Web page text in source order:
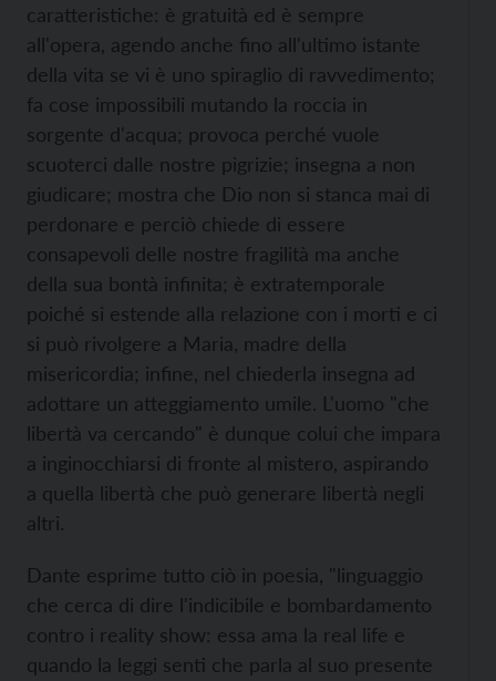
caratteristiche: è gratuità ed è sempre
all'opera, agendo anche fino all'ultimo istante
della vita se vi è uno spiraglio di ravvedimento;
fa cose impossibili mutando la roccia in
sorgente d'acqua; provoca perché vuole
scuoterci dalle nostre pigrizie; insegna a non
giudicare; mostra che Dio non si stanca mai di
perdonare e perciò chiede di essere
consapevoli delle nostre fragilità ma anche
della sua bontà infinita; è extratemporale
poiché si estende alla relazione con i morti e ci
si può rivolgere a Maria, madre della
misericordia; infine, nel chiederla insegna ad
adottare un atteggiamento umile. L'uomo "che
libertà va cercando" è dunque colui che impara
a inginocchiarsi di fronte al mistero, aspirando
a quella libertà che può generare libertà negli
altri.
Dante esprime tutto ciò in poesia, "linguaggio
che cerca di dire l'indicibile e bombardamento
contro i reality show: essa ama la real life e
quando la leggi senti che parla al suo presente